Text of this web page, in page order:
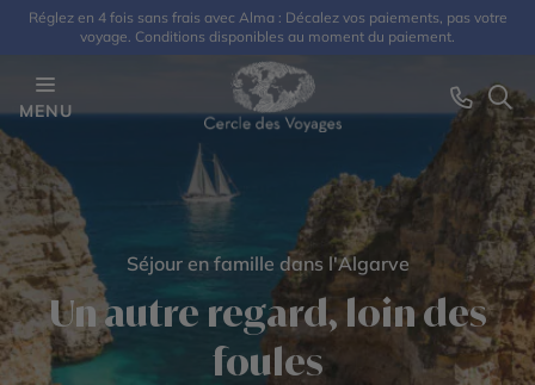
Réglez en 4 fois sans frais avec Alma : Décalez vos paiements, pas votre
voyage. Conditions disponibles au moment du paiement.
MENU
Séjour en famille dans l'Algarve
Un autre regard, loin des
foules